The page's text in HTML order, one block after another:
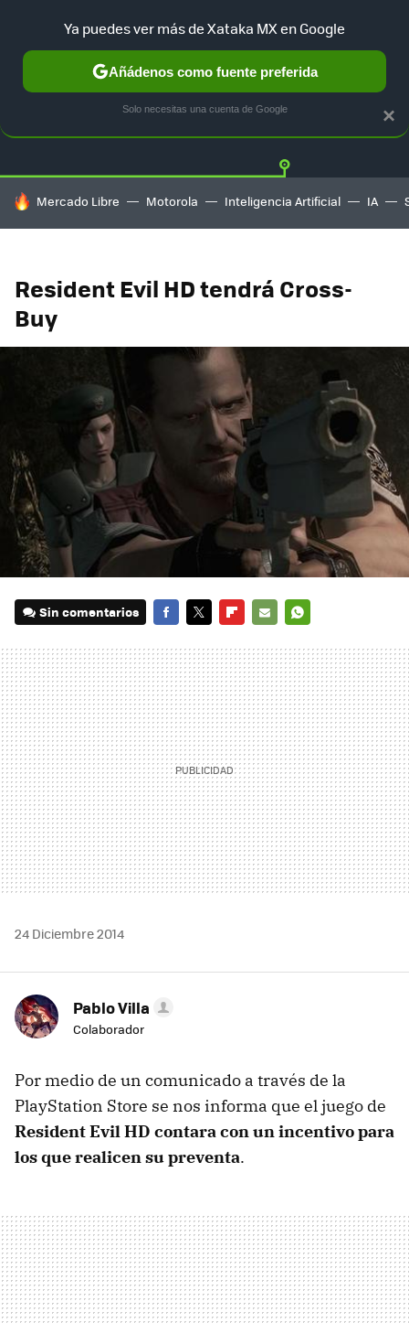
Twitter
HOY SE HABLA DE
Mercado Libre Motorola Inteligencia Artificial IA
Resident Evil HD tendrá Cross-
Buy
Sin comentarios
MAIL
24 Diciembre 2014
Pablo Villa
Colaborador
Por medio de un comunicado a través de la
PlayStation Store se nos informa que el juego de
Resident Evil HD contara con un incentivo para
los que realicen su preventa.
×
Ya puedes ver más de Xataka MX en Google
Añádenos como fuente preferida
Solo necesitas una cuenta de Google